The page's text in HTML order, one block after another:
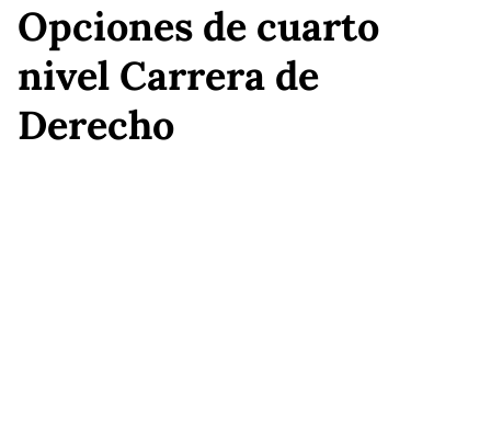
Opciones de cuarto
nivel Carrera de
Derecho